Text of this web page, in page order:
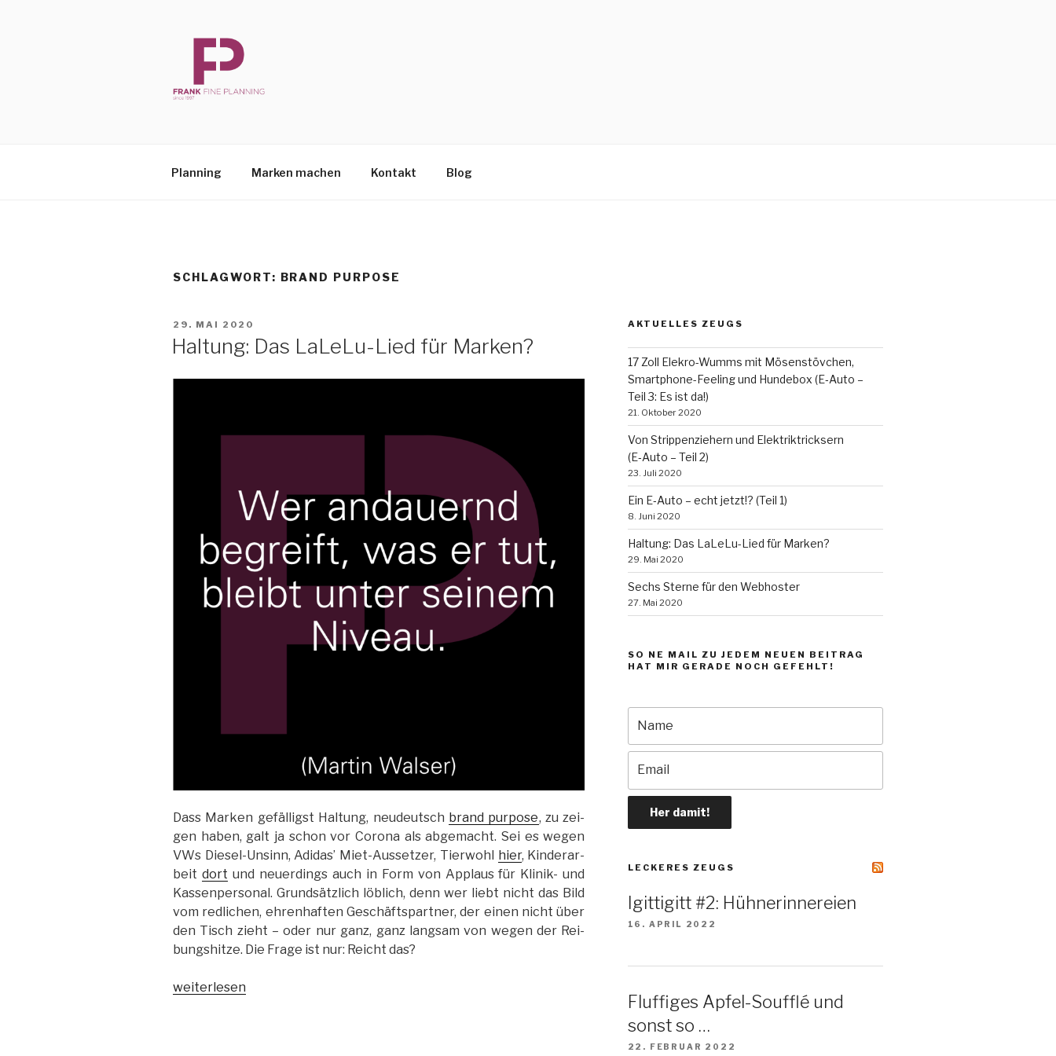
Plan­ning Mar­ken machen Kon­takt Blog
SCHLAGWORT: BRAND PURPOSE
VERÖFFENTLICHT
29. MAI 2020
Hal­tung: Das La­LeLu-Lied für Marken?
Dass Mar­ken ge­fäl­ligst Hal­tung, neu­deutsch brand pur­pose, zu zei­
gen ha­ben, galt ja schon vor Co­rona als ab­ge­macht. Sei es we­gen
VWs Die­sel-Un­sinn, Adi­das’ Miet-Aus­set­zer, Tier­wohl hier, Kin­der­ar­
beit dort und neu­er­dings auch in Form von Ap­plaus für Kli­nik- und
Kas­sen­per­so­nal. Grund­sätz­lich löb­lich, denn wer liebt nicht das Bild
vom red­li­chen, eh­ren­haf­ten Ge­schäfts­part­ner, der ei­nen nicht über
den Tisch zieht – oder nur ganz, ganz lang­sam von we­gen der Rei­
bungs­hitze. Die Frage ist nur: Reicht das?
„Hal­
weiterlesen
AK­TU­EL­LES ZEUGS
17 Zoll Ele­kro-Wumms mit Mö­sen­stöv­chen,
Smart­phone-Fee­ling und Hun­de­box (E‑Auto –
Teil 3: Es ist da!)
21. Oktober 2020
Von Strip­pen­zie­hern und Elektrik­trick­sern
(E‑Auto – Teil 2)
23. Juli 2020
Ein E‑Auto – echt jetzt!? (Teil 1)
8. Juni 2020
Hal­tung: Das La­LeLu-Lied für Marken?
29. Mai 2020
Sechs Sterne für den Webhoster
27. Mai 2020
SO NE MAIL ZU JE­DEM NEUEN BEI­TRAG
HAT MIR GE­RADE NOCH GEFEHLT!
LE­CKE­RES ZEUGS
Igittigitt #2: Hühnerinnereien
16. APRIL 2022
Fluffiges Apfel-Soufflé und
sonst so …
22. FEBRUAR 2022